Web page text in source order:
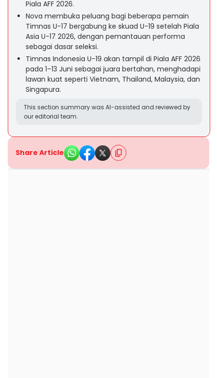
Piala AFF 2026.
Nova membuka peluang bagi beberapa pemain
Timnas U-17 bergabung ke skuad U-19 setelah Piala
Asia U-17 2026, dengan pemantauan performa
sebagai dasar seleksi.
Timnas Indonesia U-19 akan tampil di Piala AFF 2026
pada 1–13 Juni sebagai juara bertahan, menghadapi
lawan kuat seperti Vietnam, Thailand, Malaysia, dan
Singapura.
This section summary was AI-assisted and reviewed by
our editorial team.
Share Article